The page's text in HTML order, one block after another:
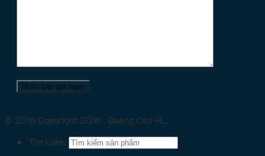
© 2018 Copyright 2018 . Quảng Cáo HL.
Tìm kiếm: